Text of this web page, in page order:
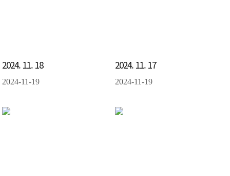
2024. 11. 18
2024-11-19
2024. 11. 17
2024-11-19